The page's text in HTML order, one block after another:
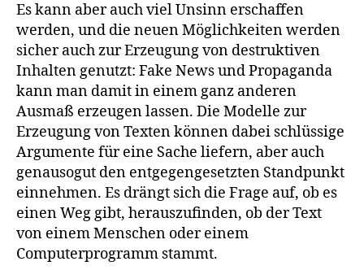
Es kann aber auch viel Unsinn erschaffen
werden, und die neuen Möglichkeiten werden
sicher auch zur Erzeugung von destruktiven
Inhalten genutzt: Fake News und Propaganda
kann man damit in einem ganz anderen
Ausmaß erzeugen lassen. Die Modelle zur
Erzeugung von Texten können dabei schlüssige
Argumente für eine Sache liefern, aber auch
genausogut den entgegengesetzten Standpunkt
einnehmen. Es drängt sich die Frage auf, ob es
einen Weg gibt, herauszufinden, ob der Text
von einem Menschen oder einem
Computerprogramm stammt.